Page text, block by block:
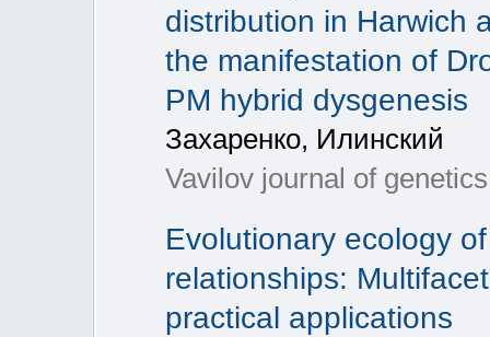
distribution in Harwich
the manifestation of
PM hybrid dysgenesis
Захаренко, Илинский
Vavilov journal of
Evolutionary ecology
relationships:
practical applications